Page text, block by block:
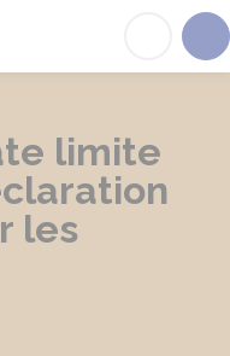
limite
les